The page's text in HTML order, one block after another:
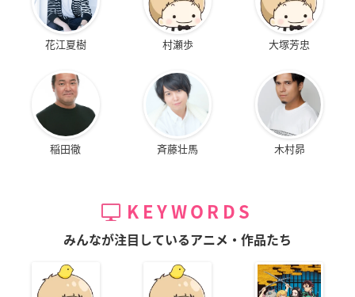
花江夏樹 村瀬歩 大塚芳忠
稲田徹 斉藤壮馬 木村昴
KEYWORDS
みんなが注目しているアニメ・作品たち